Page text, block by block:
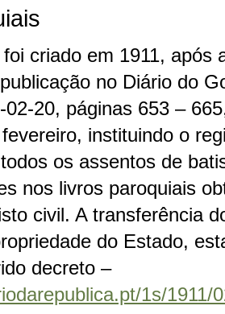
criado em 1911, após
no Diário do
02-20, páginas 653 –
instituindo o
os assentos de
nos livros paroquiais
civil. A transferência
do Estado,
decreto –
1s/1911/